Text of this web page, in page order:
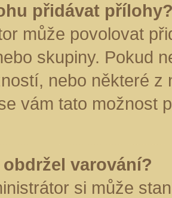
přidávat
může povolovat
skupiny. Pokud
nebo některé z
vám tato možnost
varování?
si může